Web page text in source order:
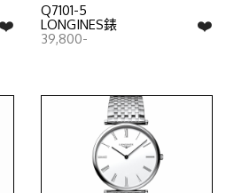
❤️
Q7101-5
❤️
LONGINES錶
39,800-